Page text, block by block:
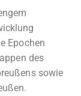
Epochen
des
sowie